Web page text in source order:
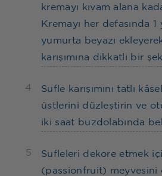
kremayı kıvam alana
Kremayı her defasında 1
yumurta beyazı
karışımına dikkatli bir
4
Sufle karışımını tatlı
üstlerini düzleştirin ve
iki saat buzdolabında
5
Sufleleri dekore etmek
(passionfruit) meyvesini